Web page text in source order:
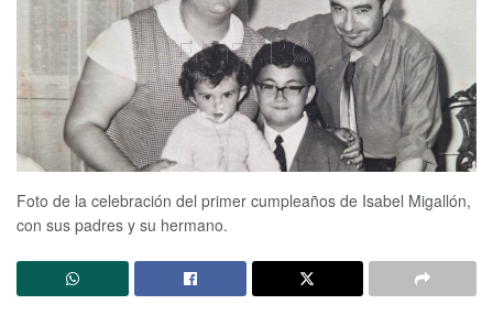
Foto de la celebración del primer cumpleaños de Isabel Migallón,
con sus padres y su hermano.